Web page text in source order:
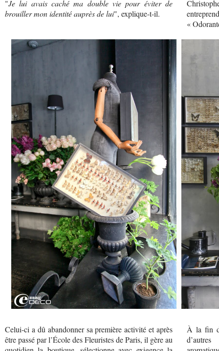
"Je lui avais caché ma double vie pour éviter de
brouiller mon identité auprès de lui", explique-t-il.
«
Celui-ci a dû abandonner sa première activité et après
être passé par l’École des Fleuristes de Paris, il gère au
À la fin